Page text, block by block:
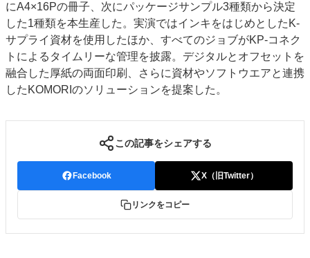
にA4×16Pの冊子、次にパッケージサンプル3種類から決定
した1種類を本生産した。実演ではインキをはじめとしたK-
サプライ資材を使用したほか、すべてのジョブがKP-コネク
トによるタイムリーな管理を披露。デジタルとオフセットを
融合した厚紙の両面印刷、さらに資材やソフトウエアと連携
したKOMORIのソリューションを提案した。
この記事をシェアする
Facebook X（旧Twitter）
リンクをコピー